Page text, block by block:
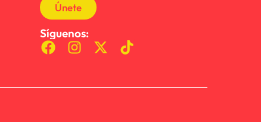
Únete
Síguenos: